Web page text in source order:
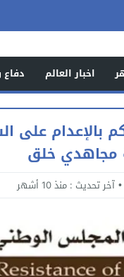
اخبار العالم
بالإعدام
مجاهدي خلق
آخر تحديث : منذ 10 أشهر